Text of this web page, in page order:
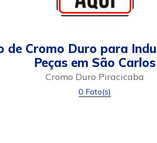
de Cromo Duro para
Peças em São Carlos
Cromo Duro Piracicaba
0 Foto(s)